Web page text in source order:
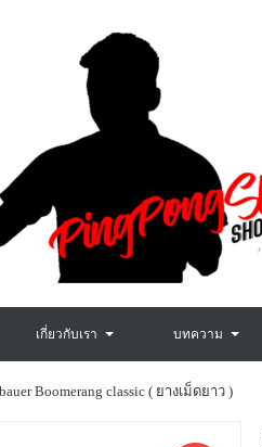
เกี่ยวกับเรา บทความ
Boomerang classic ( ยางเม็ดยาว )